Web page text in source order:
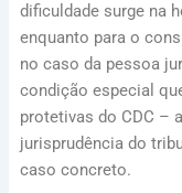
dificuldade surge na
enquanto para o
no caso da pessoa
condição especial
protetivas do CDC –
jurisprudência do
caso concreto.